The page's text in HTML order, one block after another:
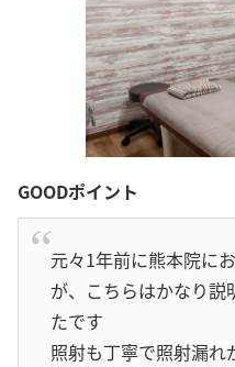
GOODポイント
元々1年前に熊本院に
が、こちらはかなり説
たです
照射も丁寧で照射漏れ